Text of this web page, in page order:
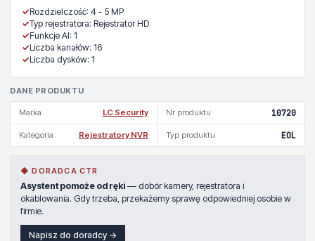
✓Rozdzielczość: 4 - 5 MP
✓Typ rejestratora: Rejestrator HD
✓Funkcje AI: 1
✓Liczba kanałów: 16
✓Liczba dysków: 1
DANE PRODUKTU
Marka LC Security Nr produktu 10720
Kategoria Rejestratory NVR Typ produktu EOL
◆ DORADCA CTR
Asystent pomoże od ręki — dobór kamery, rejestratora i
okablowania. Gdy trzeba, przekażemy sprawę odpowiedniej osobie w
firmie.
Napisz do doradcy →